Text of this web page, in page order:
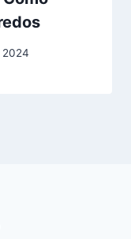
2024